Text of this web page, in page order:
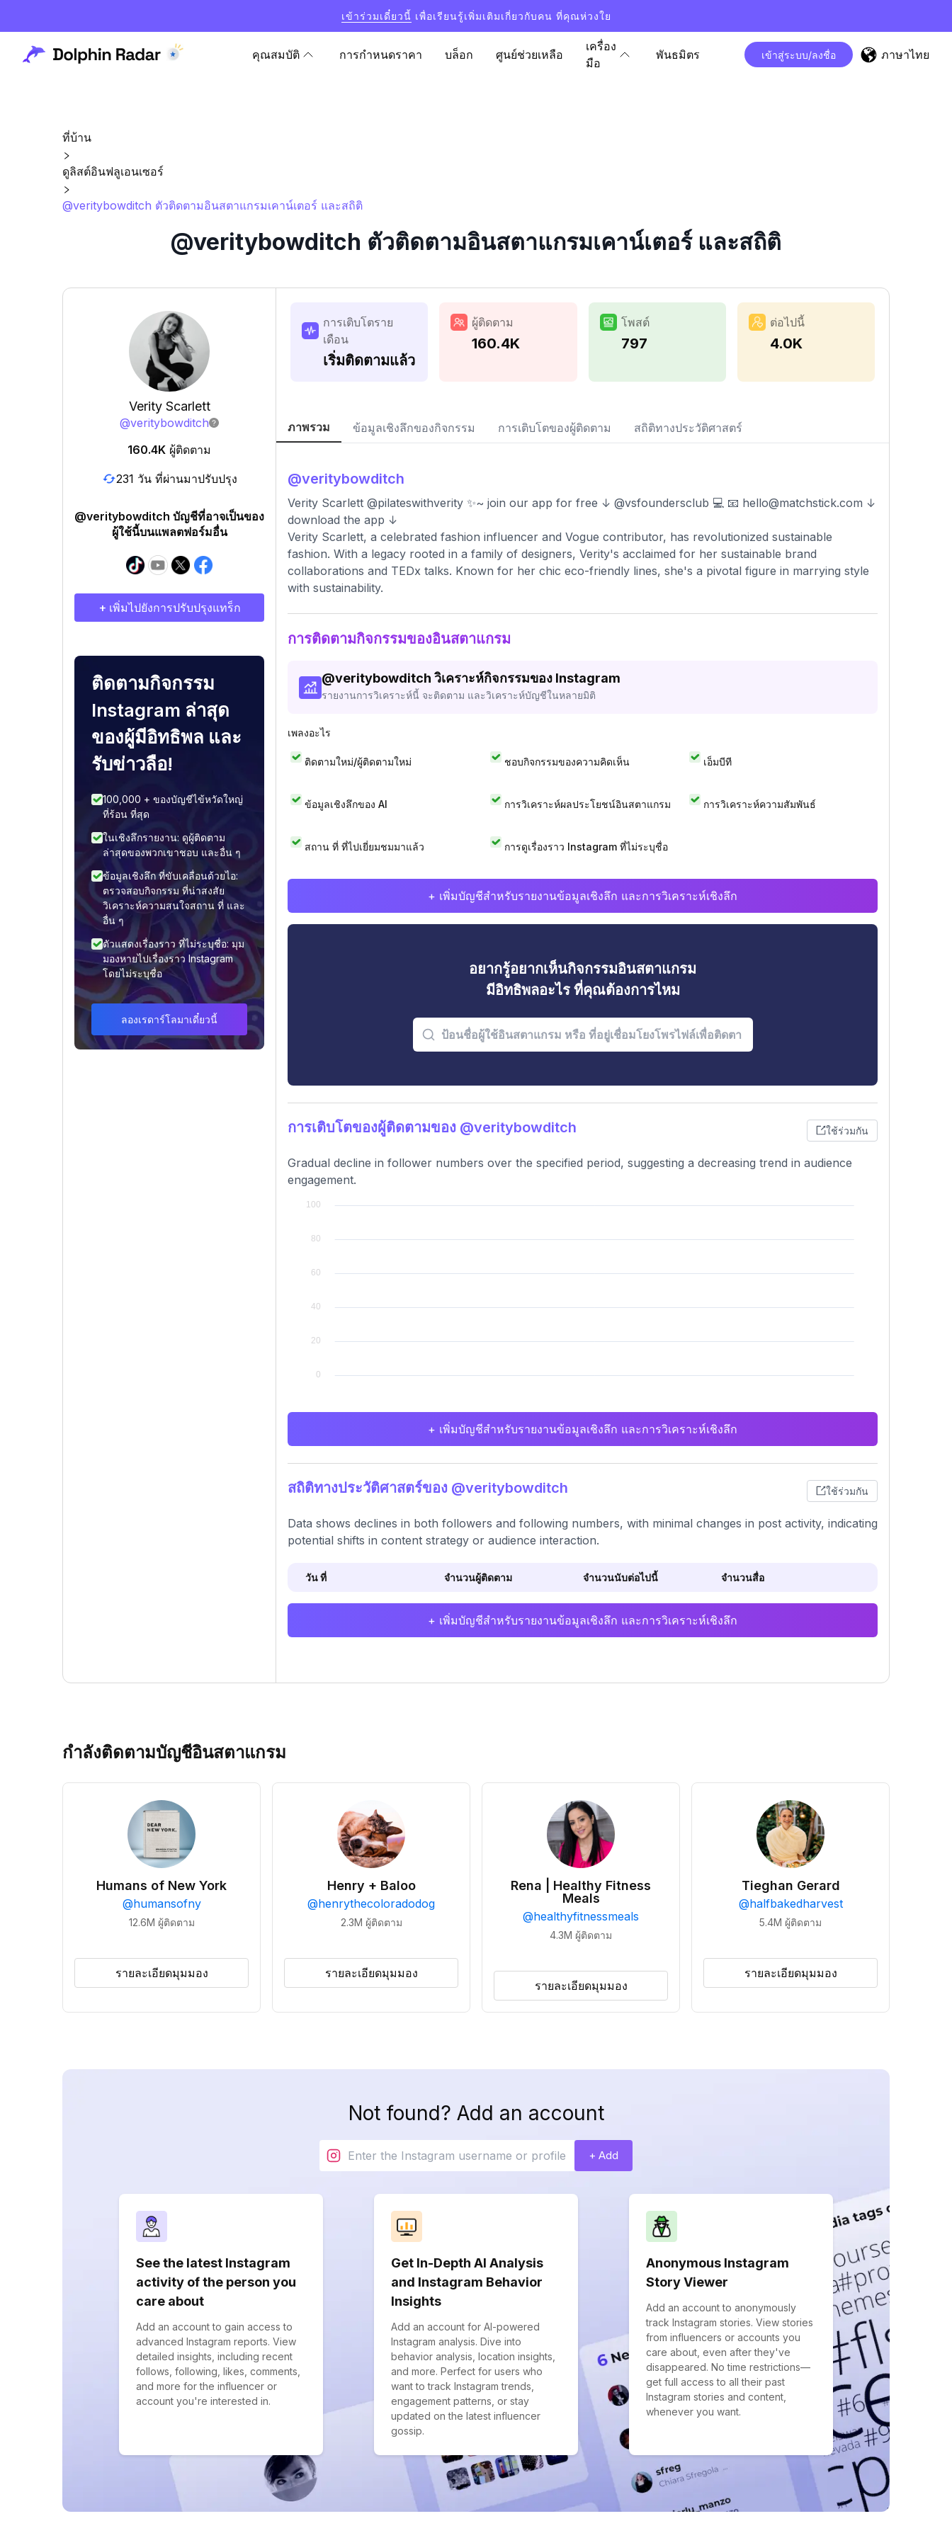
เข้าร่วมเดี๋ยวนี้ เพื่อเรียนรู้เพิ่มเติมเกี่ยวกับคน ที่คุณห่วงใย
คุณสมบัติ การกำหนดราคา บล็อก ศูนย์ช่วยเหลือ
เครื่อง
มือ
พันธมิตร เข้าสู่ระบบ/ลงชื่อ ภาษาไทย
ที่บ้าน
ดูลิสต์อินฟลูเอนเซอร์
@veritybowditch ตัวติดตามอินสตาแกรมเคาน์เตอร์ และสถิติ
@veritybowditch ตัวติดตามอินสตาแกรมเคาน์เตอร์ และสถิติ
Verity Scarlett
@veritybowditch
160.4K ผู้ติดตาม
231 วัน ที่ผ่านมาปรับปรุง
@veritybowditch บัญชีที่อาจเป็นของ
ผู้ใช้นี้บนแพลตฟอร์มอื่น
+ เพิ่มไปยังการปรับปรุงแทร็ก
ติดตามกิจกรรม
Instagram ล่าสุด
ของผู้มีอิทธิพล และ
รับข่าวลือ!
100,000 + ของบัญชีไข้หวัดใหญ่
ที่ร้อน ที่สุด
ในเชิงลึกรายงาน: ดูผู้ติดตาม
ล่าสุดของพวกเขาชอบ และอื่น ๆ
ข้อมูลเชิงลึก ที่ขับเคลื่อนด้วยไอ:
ตรวจสอบกิจกรรม ที่น่าสงสัย
วิเคราะห์ความสนใจสถาน ที่ และ
อื่น ๆ
ตัวแสดงเรื่องราว ที่ไม่ระบุชื่อ: มุม
มองหายไปเรื่องราว Instagram
โดยไม่ระบุชื่อ
ลองเรดาร์โลมาเดี๋ยวนี้
การเติบโตราย
เดือน
เริ่มติดตามแล้ว
ผู้ติดตาม
160.4K
โพสต์
797
ต่อไปนี้
4.0K
ภาพรวม ข้อมูลเชิงลึกของกิจกรรม การเติบโตของผู้ติดตาม สถิติทางประวัติศาสตร์
@veritybowditch
Verity Scarlett @pilateswithverity ✨~ join our app for free ↓ @vsfoundersclub 💻 📧 hello@matchstick.com ↓
download the app ↓
Verity Scarlett, a celebrated fashion influencer and Vogue contributor, has revolutionized sustainable
fashion. With a legacy rooted in a family of designers, Verity's acclaimed for her sustainable brand
collaborations and TEDx talks. Known for her chic eco-friendly lines, she's a pivotal figure in marrying style
with sustainability.
การติดตามกิจกรรมของอินสตาแกรม
@veritybowditch วิเคราะห์กิจกรรมของ Instagram
รายงานการวิเคราะห์นี้ จะติดตาม และวิเคราะห์บัญชีในหลายมิติ
เพลงอะไร
ติดตามใหม่/ผู้ติดตามใหม่ ชอบกิจกรรมของความคิดเห็น เอ็มบีที
ข้อมูลเชิงลึกของ AI การวิเคราะห์ผลประโยชน์อินสตาแกรม การวิเคราะห์ความสัมพันธ์
สถาน ที่ ที่ไปเยี่ยมชมมาแล้ว การดูเรื่องราว Instagram ที่ไม่ระบุชื่อ
+ เพิ่มบัญชีสำหรับรายงานข้อมูลเชิงลึก และการวิเคราะห์เชิงลึก
อยากรู้อยากเห็นกิจกรรมอินสตาแกรม
มีอิทธิพลอะไร ที่คุณต้องการไหม
การเติบโตของผู้ติดตามของ @veritybowditch ใช้ร่วมกัน
Gradual decline in follower numbers over the specified period, suggesting a decreasing trend in audience
engagement.
+ เพิ่มบัญชีสำหรับรายงานข้อมูลเชิงลึก และการวิเคราะห์เชิงลึก
สถิติทางประวัติศาสตร์ของ @veritybowditch ใช้ร่วมกัน
Data shows declines in both followers and following numbers, with minimal changes in post activity, indicating
potential shifts in content strategy or audience interaction.
วัน ที่ จำนวนผู้ติดตาม จำนวนนับต่อไปนี้ จำนวนสื่อ
+ เพิ่มบัญชีสำหรับรายงานข้อมูลเชิงลึก และการวิเคราะห์เชิงลึก
กำลังติดตามบัญชีอินสตาแกรม
Humans of New York
@humansofny
12.6M ผู้ติดตาม
รายละเอียดมุมมอง
Henry + Baloo
@henrythecoloradodog
2.3M ผู้ติดตาม
รายละเอียดมุมมอง
Rena | Healthy Fitness
Meals
@healthyfitnessmeals
4.3M ผู้ติดตาม
รายละเอียดมุมมอง
Tieghan Gerard
@halfbakedharvest
5.4M ผู้ติดตาม
รายละเอียดมุมมอง
Not found? Add an account
+ Add
See the latest Instagram
activity of the person you
care about
Add an account to gain access to
advanced Instagram reports. View
detailed insights, including recent
follows, following, likes, comments,
and more for the influencer or
account you're interested in.
Get In-Depth AI Analysis
and Instagram Behavior
Insights
Add an account for AI-powered
Instagram analysis. Dive into
behavior analysis, location insights,
and more. Perfect for users who
want to track Instagram trends,
engagement patterns, or stay
updated on the latest influencer
gossip.
Anonymous Instagram
Story Viewer
Add an account to anonymously
track Instagram stories. View stories
from influencers or accounts you
care about, even after they've
disappeared. No time restrictions—
get full access to all their past
Instagram stories and content,
whenever you want.